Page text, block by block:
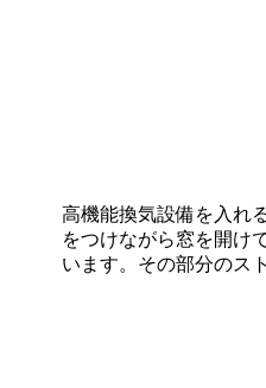
高機能換気設備を入れ
をつけながら窓を開け
います。その部分のス